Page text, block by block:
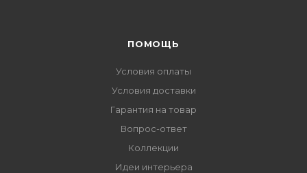
ПОМОЩЬ
Условия оплаты
Условия доставки
Гарантия на товар
Вопрос-ответ
Коллекции
Идеи интерьера